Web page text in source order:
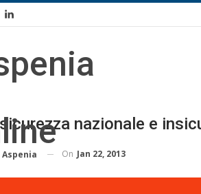
nazionale e
On Jan 22, 2013